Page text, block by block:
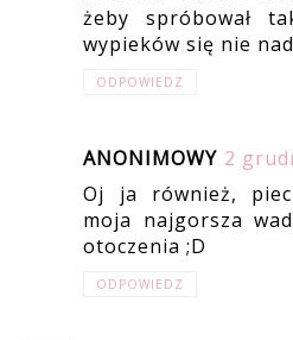
żeby spróbował
wypieków się nie
ODPOWIEDZ
ANONIMOWY 2
Oj ja również,
moja najgorsza
otoczenia ;D
ODPOWIEDZ